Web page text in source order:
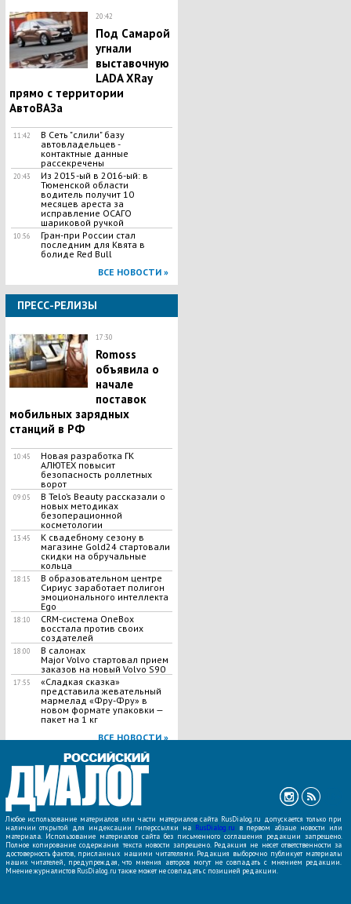
20:42
Под Самарой
угнали
выставочную
LADA XRay
прямо с территории
АвтоВАЗа
11:42
В Сеть "слили" базу
автовладельцев -
контактные данные
рассекречены
20:43
Из 2015-ый в 2016-ый: в
Тюменской области
водитель получит 10
месяцев ареста за
исправление ОСАГО
шариковой ручкой
10:56
Гран-при России стал
последним для Квята в
болиде Red Bull
ВСЕ НОВОСТИ »
ПРЕСС-РЕЛИЗЫ
17:30
Romoss
объявила о
начале
поставок
мобильных зарядных
станций в РФ
10:45
Новая разработка ГК
АЛЮТЕХ повысит
безопасность роллетных
ворот
09:05
В Telo’s Beauty рассказали о
новых методиках
безоперационной
косметологии
13:45
К свадебному сезону в
магазине Gold24 стартовали
скидки на обручальные
кольца
18:15
В образовательном центре
Сириус заработает полигон
эмоционального интеллекта
Ego
18:10
CRM-система OneBox
восстала против своих
создателей
18:00
В салонах
Major Volvo стартовал прием
заказов на новый Volvo S90
17:55
«Сладкая сказка»
представила жевательный
мармелад «Фру-Фру» в
новом формате упаковки —
пакет на 1 кг
ВСЕ НОВОСТИ »
Любое использование материалов или части материалов сайта RusDialog.ru допускается только при
наличии открытой для индексации гиперссылки на RusDialog.ru в первом абзаце новости или
материала. Использование материалов сайта без письменного соглашения редакции запрещено.
Полное копирование содержания текста новости запрещено. Редакция не несет ответственности за
достоверность фактов, присланных нашими читателями. Редакция выборочно публикует материалы
наших читателей, предупреждая, что мнения авторов могут не совпадать с мнением редакции.
Мнение журналистов RusDialog.ru также может не совпадать с позицией редакции.